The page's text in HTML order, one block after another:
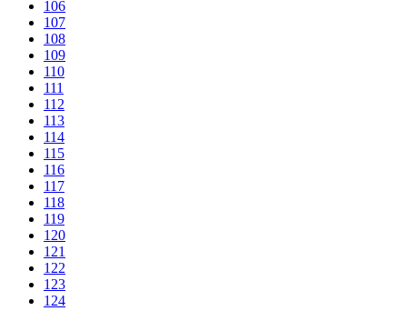
106
107
108
109
110
111
112
113
114
115
116
117
118
119
120
121
122
123
124